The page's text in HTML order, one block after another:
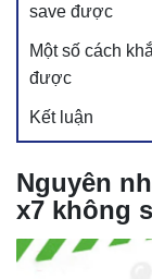
save được
Một số cách
được
Kết luận
Nguyên
x7 không